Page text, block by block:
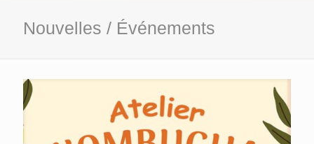
Nouvelles / Événements